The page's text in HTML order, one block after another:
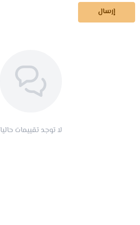
إرسال
لا توجد تقييمات حاليا